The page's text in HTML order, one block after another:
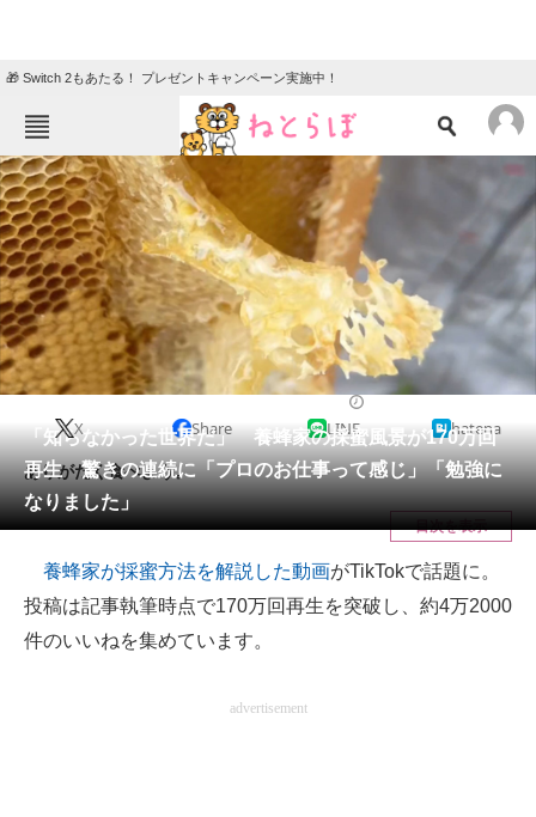
🎁 Switch 2もあたる！ プレゼントキャンペーン実施中！
ねとらぼメニュー
TOP ニュース
エンタメ クイズ
グルメ 地域
住まい 教育・育児
動物 リサーチ
会員記事
メディア
注目記事を集めた総合ページ
ITの今と未来を見通す
スマホと通信の最新トレンド
「知らなかった世界だ」 養蜂家の採蜜風景が170万回
再生 驚きの連続に「プロのお仕事って感じ」「勉強に
なりました」
X Share LINE hatena
ありがたく食べよう。
目次を表示
養蜂家が採蜜方法を解説した動画がTikTokで話題に。
投稿は記事執筆時点で170万回再生を突破し、約4万2000
件のいいねを集めています。
advertisement